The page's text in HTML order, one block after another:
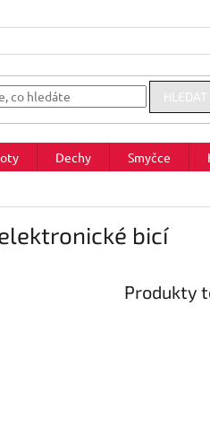
HLEDAT
Dechy Smyčce
bicí
Produkty